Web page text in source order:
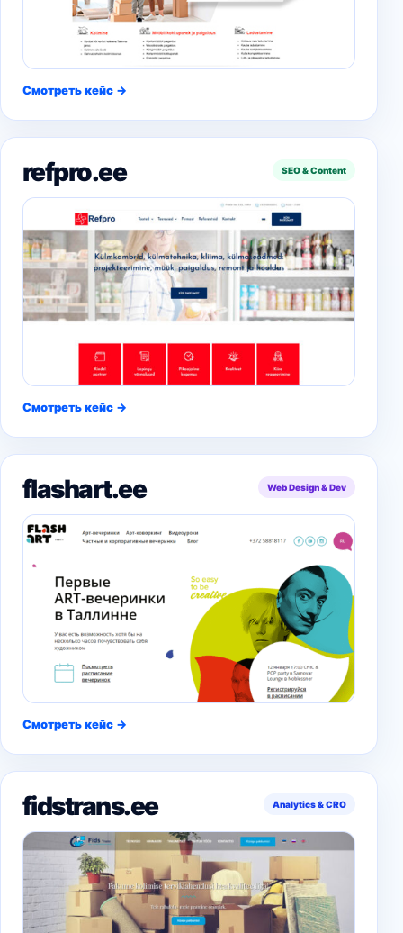
Смотреть кейс →
refpro.ee SEO & Content
Смотреть кейс →
flashart.ee Web Design & Dev
Смотреть кейс →
fidstrans.ee Analytics & CRO